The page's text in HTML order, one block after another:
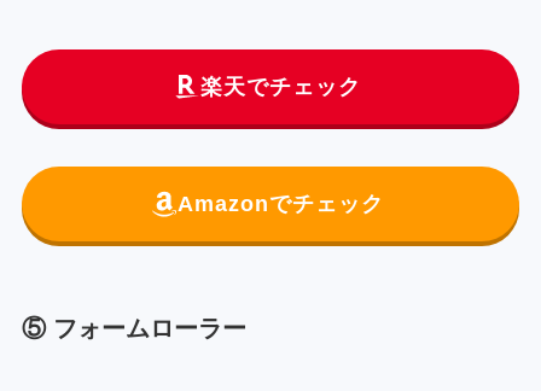
楽天でチェック
Amazonでチェック
⑤ フォームローラー